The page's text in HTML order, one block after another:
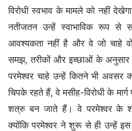
विरोधी स्वभाव के मामले को नहीं
नतीजतन उन्हें स्वाभाविक रूप से
आवश्यकता नहीं है और वे जो चाहे
समझ, तरीकों और इच्छाओं के
परमेश्वर चाहे उन्हें कितने भी अवसर
चिपके रहते हैं, वे मसीह-विरोधी के
शत्रु बन जाते हैं। वे परमेश्वर के
क्योंकि परमेश्वर ने शुरू से ही उन्हें इस